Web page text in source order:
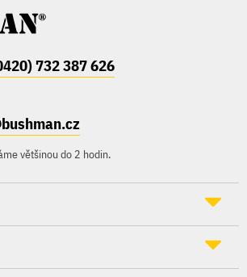
732 387 626
většinou do 2 hodin.